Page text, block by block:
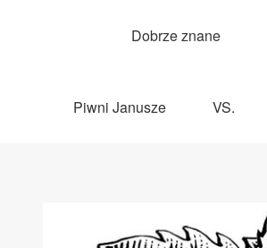
Dobrze znane
Piwni Janusze VS.